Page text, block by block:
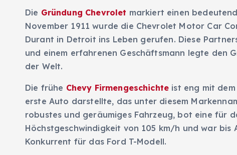
Die Gründung Chevrolet markiert einen
November 1911 wurde die Chevrolet Motor Car
Durant in Detroit ins Leben gerufen. Diese
und einem erfahrenen Geschäftsmann legte den
der Welt.
Die frühe Chevy Firmengeschichte ist eng mit dem
erste Auto darstellte, das unter diesem
robustes und geräumiges Fahrzeug, bot eine für
Höchstgeschwindigkeit von 105 km/h und war
Konkurrent für das Ford T-Modell.